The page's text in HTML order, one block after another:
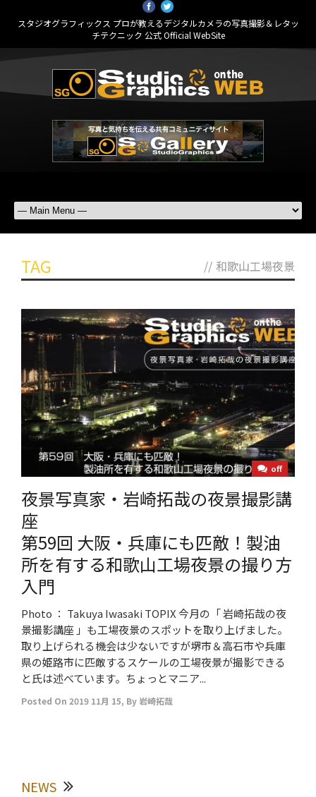
スタジオグラフィックス プロが教えるデジタルカメラの写真撮影＆レタッ
チテクニック 公式 Official WebSite
TAG // 和歌山工場夜景
off
夜景写真家・岩崎拓哉の夜景撮影講
座
第59回 大阪・兵庫にも匹敵！製油
所を有する和歌山工場夜景の撮り方
入門
Photo ： Takuya Iwasaki TOPIX 今月の「 岩崎拓哉の夜
景撮影講座 」も工場夜景のスポットを取り上げました。
取り上げられる機会は少ないですが堺市＆高石市や兵庫
県の姫路市に匹敵するスケールの工場夜景が撮影できる
と氏は述べています。ちょっとマニア...
Posted On 2019 11月 15, By 岩崎拓哉
NEWS